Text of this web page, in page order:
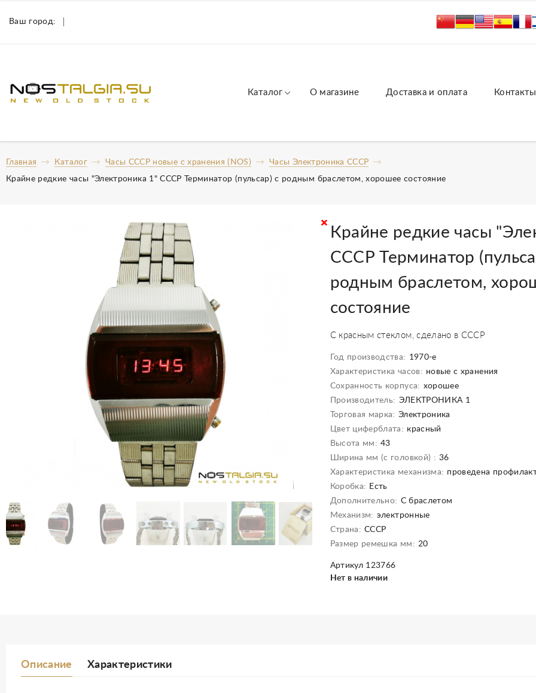
Ваш город:
Каталог О магазине Доставка и оплата Контакты
Главная Каталог Часы СССР новые с хранения (NOS)
Часы Электроника СССР
Крайне редкие часы "Электроника 1" СССР Терминатор (пульсар) с родным браслетом, хорошее состояние
Крайне редкие часы
СССР Терминатор
родным браслетом,
состояние
С красным стеклом, сделано в СССР
Год производства: 1970-е
Характеристика часов: новые с хранения
Сохранность корпуса: хорошее
Производитель: ЭЛЕКТРОНИКА 1
Торговая марка: Электроника
Цвет циферблата: красный
Высота мм: 43
Ширина мм (с головкой) : 36
Характеристика механизма: проведена
Коробка: Есть
Дополнительно: С браслетом
Механизм: электронные
Страна: СССР
Размер ремешка мм: 20
Артикул 123766
Нет в наличии
Описание Характеристики